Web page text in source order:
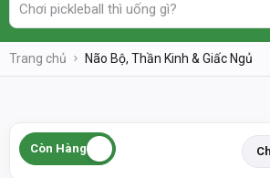
Trang chủ Não Bộ, Thần Kinh & Giấc Ngủ
Còn Hàng